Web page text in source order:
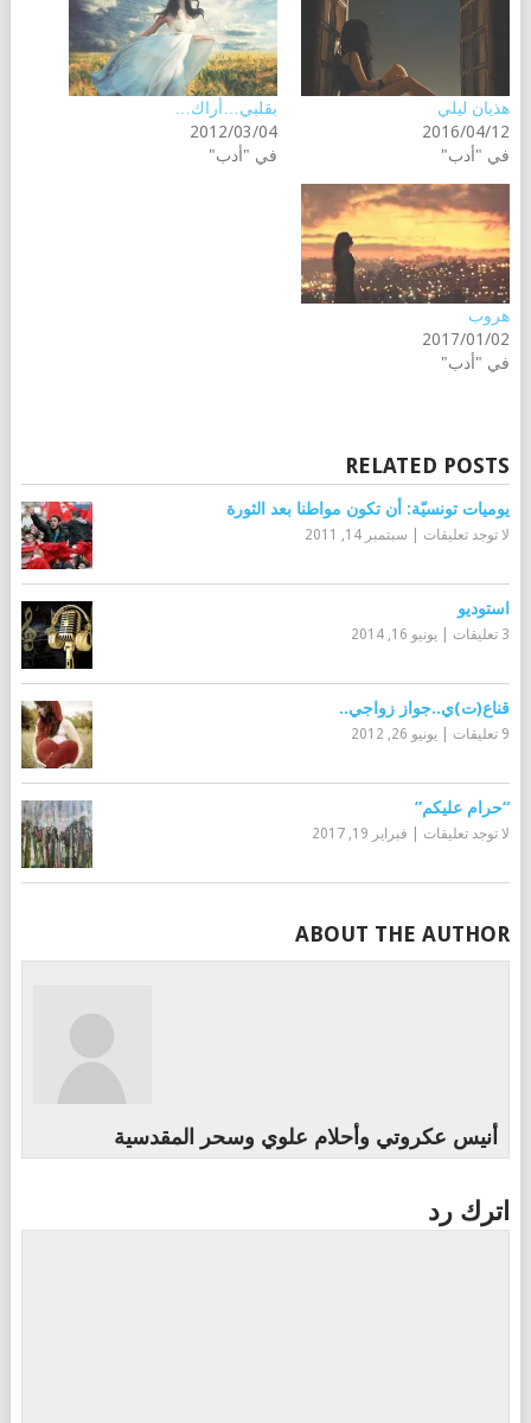
هذيان ليلي
2016/04/12
في "أدب"
بقلبي…أراك…
2012/03/04
في "أدب"
هروب
2017/01/02
في "أدب"
RELATED POSTS
يوميات تونسيّة: أن تكون مواطنا بعد الثورة
لا توجد تعليقات سبتمبر 14, 2011
استوديو
3 تعليقات يونيو 16, 2014
قناع(ت)ي..جواز زواجي..
9 تعليقات يونيو 26, 2012
“حرام عليكم”
لا توجد تعليقات فبراير 19, 2017
ABOUT THE AUTHOR
أنيس عكروتي وأحلام علوي وسحر المقدسية
اترك رد